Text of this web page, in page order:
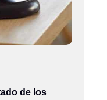
de los